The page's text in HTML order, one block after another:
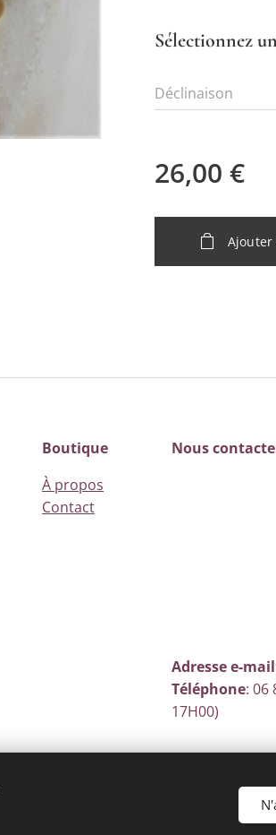
Sélectionnez
Déclinaison
26,00 €
Boutique
À propos
Contact
Nous
Adresse e-mail
Téléphone: 06
17H00)